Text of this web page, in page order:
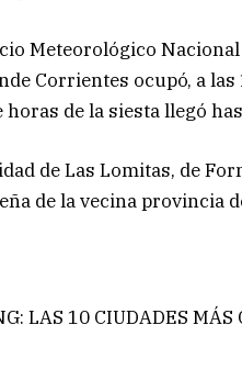
Meteorológico
Corrientes ocupó, a
horas de la siesta llegó
de Las Lomitas, de
de la vecina provincia
LAS 10 CIUDADES MÁS